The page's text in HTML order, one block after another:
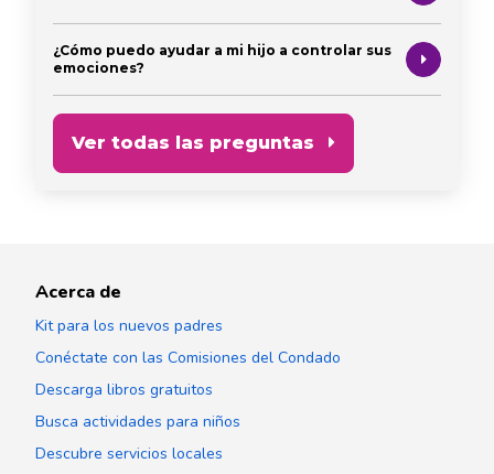
¿Cómo puedo ayudar a mi hijo a controlar sus
emociones?
Ver todas las preguntas
Acerca de
Kit para los nuevos padres
Conéctate con las Comisiones del Condado
Descarga libros gratuitos
Busca actividades para niños
Descubre servicios locales